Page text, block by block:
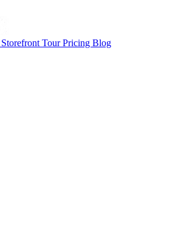
Storefront TourPricing Blog